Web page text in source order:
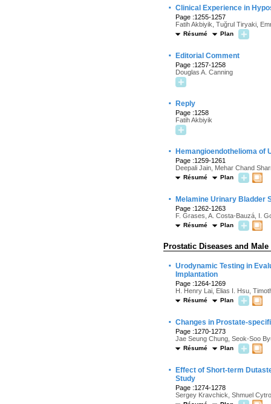
· Clinical Experience in
Page :1255-1257
Fatih Akbiyik, Tuğrul Tiryaki,
Résumé Plan
· Editorial Comment
Page :1257-1258
Douglas A. Canning
· Reply
Page :1258
Fatih Akbiyik
· Hemangioendothelioma
Page :1259-1261
Deepali Jain, Mehar Chand
Résumé Plan
· Melamine Urinary Bladder
Page :1262-1263
F. Grases, A. Costa-Bauzá, I.
Résumé Plan
Prostatic Diseases and
· Urodynamic Testing in
Implantation
Page :1264-1269
H. Henry Lai, Elias I. Hsu,
Résumé Plan
· Changes in Prostate-
Page :1270-1273
Jae Seung Chung, Seok-Soo
Résumé Plan
·
Effect of Short-term
Study
Page :1274-1278
Sergey Kravchick, Shmuel